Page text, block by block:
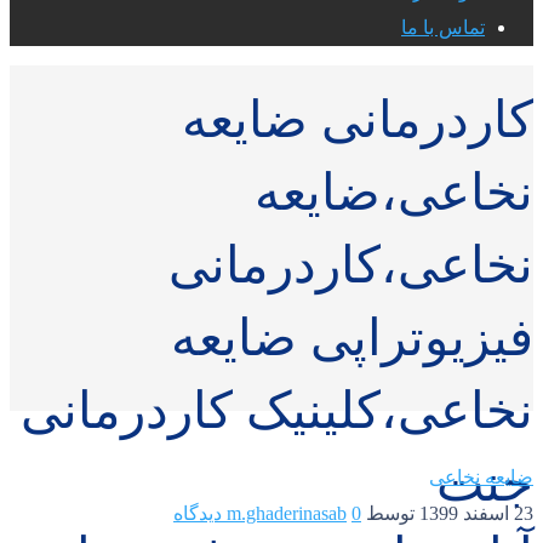
تماس با ما
کاردرمانی ضایعه
نخاعی،ضایعه
نخاعی،کاردرمانی
فیزیوتراپی ضایعه
نخاعی،کلینیک کاردرمانی
جنت
ضایعه نخاعی
23 اسفند 1399
توسط m.ghaderinasab 0 دیدگاه